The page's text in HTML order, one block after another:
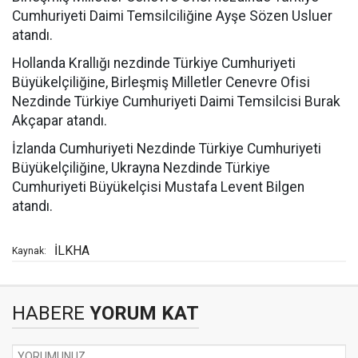
Cumhuriyeti Daimi Temsilciliğine Ayşe Sözen Usluer
atandı.
Hollanda Krallığı nezdinde Türkiye Cumhuriyeti
Büyükelçiliğine, Birleşmiş Milletler Cenevre Ofisi
Nezdinde Türkiye Cumhuriyeti Daimi Temsilcisi Burak
Akçapar atandı.
İzlanda Cumhuriyeti Nezdinde Türkiye Cumhuriyeti
Büyükelçiliğine, Ukrayna Nezdinde Türkiye
Cumhuriyeti Büyükelçisi Mustafa Levent Bilgen
atandı.
Kaynak: İLKHA
HABERE YORUM KAT